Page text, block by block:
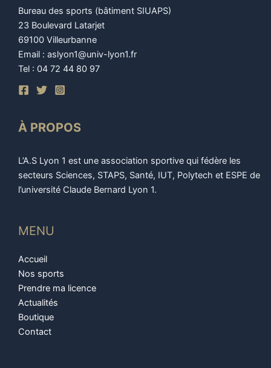
Bureau des sports (bâtiment SIUAPS)
23 Boulevard Latarjet
69100 Villeurbanne
Email : aslyon1@univ-lyon1.fr
Tel : 04 72 44 80 97
À PROPOS
L’A.S Lyon 1 est une association sportive qui fédère les
secteurs Sciences, STAPS, Santé, IUT, Polytech et ESPE de
l’université Claude Bernard Lyon 1.
MENU
Accueil
Nos sports
Prendre ma licence
Actualités
Boutique
Contact